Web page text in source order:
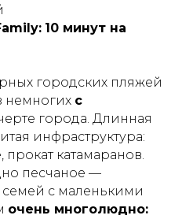
10 минут на
городских пляжей
немногих с
города. Длинная
инфраструктура:
прокат катамаранов.
песчаное —
с маленькими
очень многолюдно: